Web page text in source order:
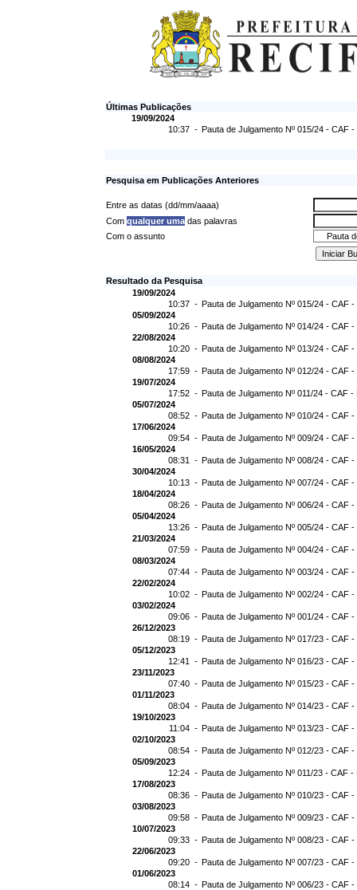
Últimas Publicações
19/09/2024
10:37 - Pauta de Julgamento Nº 015/24 - CAF -
Pesquisa em Publicações Anteriores
Entre as datas (dd/mm/aaaa)
Com qualquer uma das palavras
Com o assunto
Resultado da Pesquisa
19/09/2024
10:37 - Pauta de Julgamento Nº 015/24 - CAF -
05/09/2024
10:26 - Pauta de Julgamento Nº 014/24 - CAF -
22/08/2024
10:20 - Pauta de Julgamento Nº 013/24 - CAF
08/08/2024
17:59 - Pauta de Julgamento Nº 012/24 - CAF
19/07/2024
17:52 - Pauta de Julgamento Nº 011/24 - CAF -
05/07/2024
08:52 - Pauta de Julgamento Nº 010/24 - CAF
17/06/2024
09:54 - Pauta de Julgamento Nº 009/24 - CAF
16/05/2024
08:31 - Pauta de Julgamento Nº 008/24 - CAF
30/04/2024
10:13 - Pauta de Julgamento Nº 007/24 - CAF
18/04/2024
08:26 - Pauta de Julgamento Nº 006/24 - CAF
05/04/2024
13:26 - Pauta de Julgamento Nº 005/24 - CAF
21/03/2024
07:59 - Pauta de Julgamento Nº 004/24 - CAF
08/03/2024
07:44 - Pauta de Julgamento Nº 003/24 - CAF
22/02/2024
10:02 - Pauta de Julgamento Nº 002/24 - CAF
03/02/2024
09:06 - Pauta de Julgamento Nº 001/24 - CAF
26/12/2023
08:19 - Pauta de Julgamento Nº 017/23 - CAF
05/12/2023
12:41 - Pauta de Julgamento Nº 016/23 - CAF
23/11/2023
07:40 - Pauta de Julgamento Nº 015/23 - CAF -
01/11/2023
08:04 - Pauta de Julgamento Nº 014/23 - CAF -
19/10/2023
11:04 - Pauta de Julgamento Nº 013/23 - CAF
02/10/2023
08:54 - Pauta de Julgamento Nº 012/23 - CAF
05/09/2023
12:24 - Pauta de Julgamento Nº 011/23 - CAF -
17/08/2023
08:36 - Pauta de Julgamento Nº 010/23 - CAF
03/08/2023
09:58 - Pauta de Julgamento Nº 009/23 - CAF
10/07/2023
09:33 - Pauta de Julgamento Nº 008/23 - CAF
22/06/2023
09:20 - Pauta de Julgamento Nº 007/23 - CAF
01/06/2023
08:14 - Pauta de Julgamento Nº 006/23 - CAF